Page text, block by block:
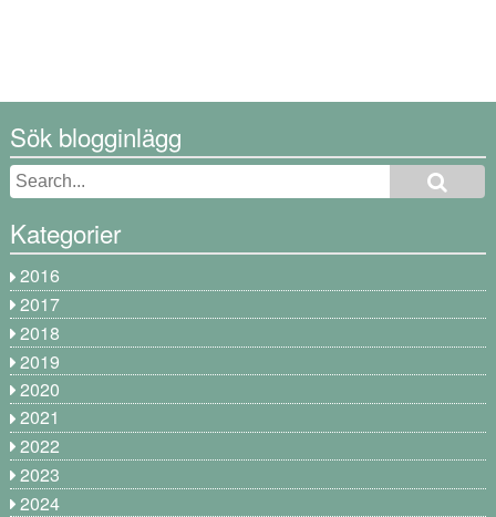
Sök blogginlägg
Kategorier
2016
2017
2018
2019
2020
2021
2022
2023
2024